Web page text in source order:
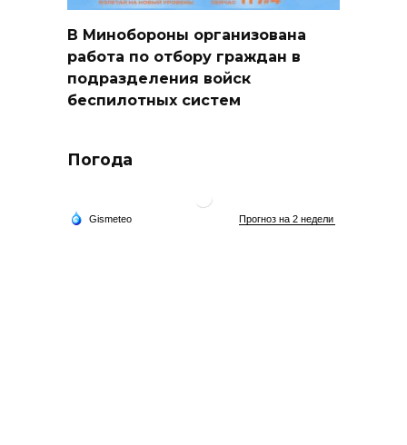
В Минобороны организована
работа по отбору граждан в
подразделения войск
беспилотных систем
Погода